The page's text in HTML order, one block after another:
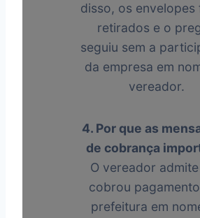
disso, os envelopes
retirados e o
seguiu sem a
da empresa em
vereador.
4. Por que as
de cobrança
O vereador
cobrou
prefeitura em